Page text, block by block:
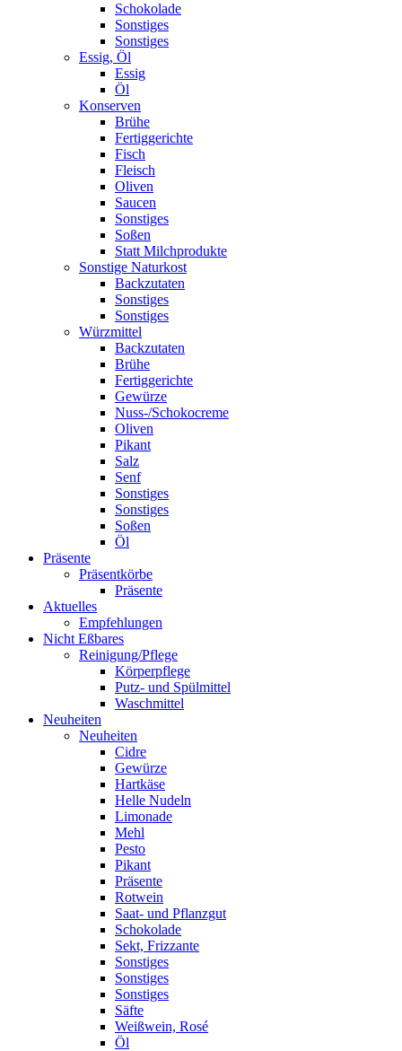
Schokolade
Sonstiges
Sonstiges
Essig, Öl
Essig
Öl
Konserven
Brühe
Fertiggerichte
Fisch
Fleisch
Oliven
Saucen
Sonstiges
Soßen
Statt Milchprodukte
Sonstige Naturkost
Backzutaten
Sonstiges
Sonstiges
Würzmittel
Backzutaten
Brühe
Fertiggerichte
Gewürze
Nuss-/Schokocreme
Oliven
Pikant
Salz
Senf
Sonstiges
Sonstiges
Soßen
Öl
Präsente
Präsentkörbe
Präsente
Aktuelles
Empfehlungen
Nicht Eßbares
Reinigung/Pflege
Körperpflege
Putz- und Spülmittel
Waschmittel
Neuheiten
Neuheiten
Cidre
Gewürze
Hartkäse
Helle Nudeln
Limonade
Mehl
Pesto
Pikant
Präsente
Rotwein
Saat- und Pflanzgut
Schokolade
Sekt, Frizzante
Sonstiges
Sonstiges
Sonstiges
Säfte
Weißwein, Rosé
Öl